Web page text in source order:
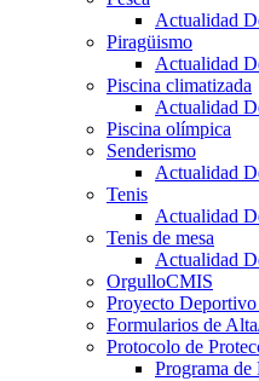
Actualidad
Piragüismo
Actualidad
Piscina climatizada
Actualidad
Piscina olímpica
Senderismo
Actualidad
Tenis
Actualidad
Tenis de mesa
Actualidad
OrgulloCMIS
Proyecto
Formularios de
Protocolo de
Programa de